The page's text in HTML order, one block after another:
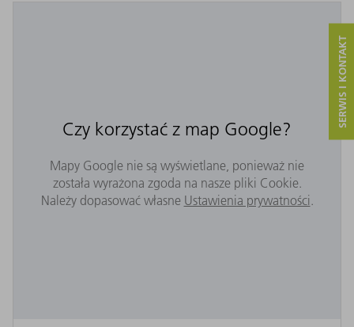
Czy korzystać z map Google?
Mapy Google nie są wyświetlane, ponieważ nie
została wyrażona zgoda na nasze pliki Cookie.
Należy dopasować własne Ustawienia prywatności.
SERWIS I KONTAKT